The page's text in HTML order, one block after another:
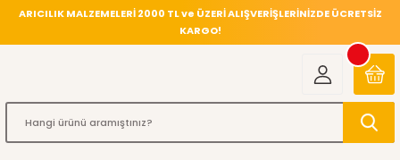
ARICILIK MALZEMELERİ 2000 TL ve ÜZERİ ALIŞVERİŞLERİNİZDE ÜCRETSİZ
KARGO!